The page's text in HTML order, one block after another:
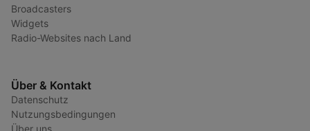
Broadcasters
Widgets
Radio-Websites nach Land
Über & Kontakt
Datenschutz
Nutzungsbedingungen